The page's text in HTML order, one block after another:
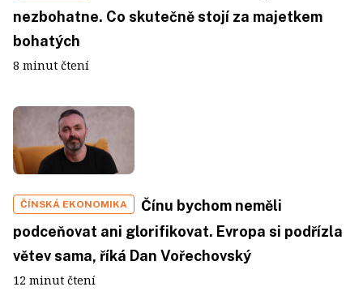
nezbohatne. Co skutečně stojí za majetkem
bohatých
8 minut čtení
ČÍNSKÁ EKONOMIKA
Čínu bychom neměli
podceňovat ani glorifikovat. Evropa si podřízla
větev sama, říká Dan Vořechovský
12 minut čtení